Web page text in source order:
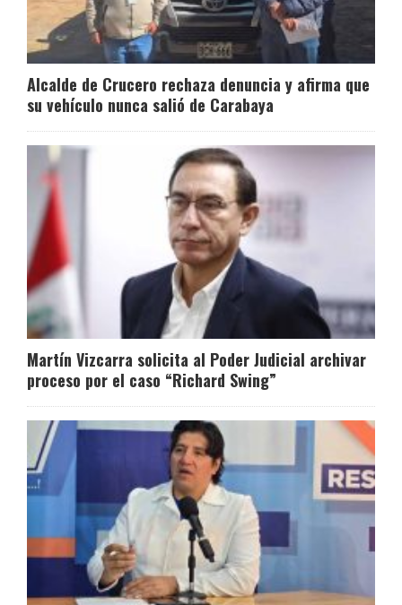
Alcalde de Crucero rechaza denuncia y afirma que
su vehículo nunca salió de Carabaya
Martín Vizcarra solicita al Poder Judicial archivar
proceso por el caso “Richard Swing”